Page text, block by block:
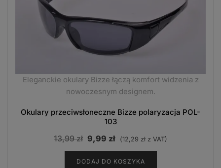
Eleganckie okulary Bizze łączą komfort widzenia z
nowoczesnym designem.
Okulary przeciwsłoneczne Bizze polaryzacja POL-
103
13,99zł Pierwotna
cena
wynosiła:
9,99 zł Aktualna
cena
wynosi:
(12,29 zł z VAT)
DODAJ DO KOSZYKA